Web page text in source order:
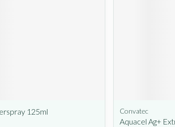
125ml Convatec
Aquacel Ag+